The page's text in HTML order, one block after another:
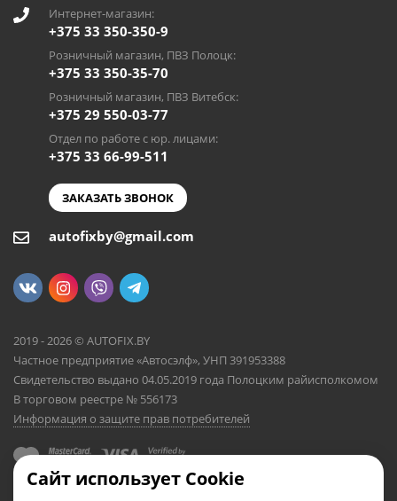
Интернет-магазин:
+375 33 350-350-9
Розничный магазин, ПВЗ Полоцк:
+375 33 350-35-70
Розничный магазин, ПВЗ Витебск:
+375 29 550-03-77
Отдел по работе с юр. лицами:
+375 33 66-99-511
ЗАКАЗАТЬ ЗВОНОК
autofixby@gmail.com
2019 - 2026 © AUTOFIX.BY
Частное предприятие «Автосэлф», УНП 391953388
Свидетельство выдано 04.05.2019 года Полоцким райисполкомом
В торговом реестре № 556173
Информация о защите прав потребителей
Сайт использует Cookie